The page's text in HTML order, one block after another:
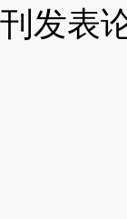
刊发表